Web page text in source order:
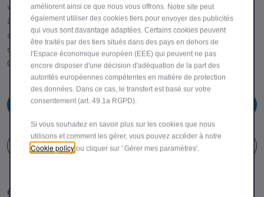
véhicules,
à nous faire part de vos réclamations ou de vos
suggestions pour améliorer notre service. 0 800 55 111 (
depuis la Belgique via gsm et fixe)
00 800 342 800 00 (depuis l'étranger via gsm et fixe )
0800 55 111
FORMULAIRE DE CONTACT
améliorent ainsi ce que nous vous offrons. Notre site peut
également utiliser des cookies tiers pour envoyer des publicités
qui vous sont davantage adaptées. Certains cookies peuvent
être traités par des tiers situés dans des pays en dehors de
l'Espace économique européen (EEE) qui peuvent ne pas
encore disposer d'une décision d'adéquation de la part des
autorités européennes compétentes en matière de protection
des données. Dans ce cas, le transfert est basé sur votre
consentement (art. 49.1a RGPD).
Si vous souhaitez en savoir plus sur les cookies que nous
utilisons et comment les gérer, vous pouvez accéder à notre
Cookie policy ou cliquer sur ' Gérer mes paramètres'.